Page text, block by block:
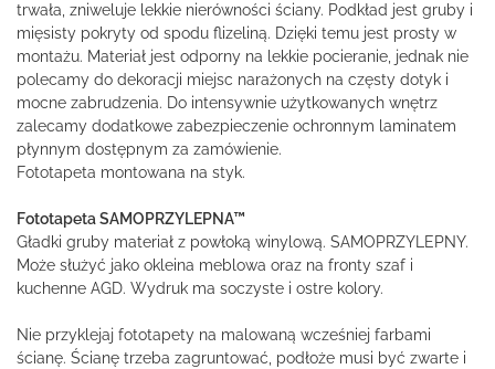
trwała, zniweluje lekkie nierówności ściany. Podkład jest gruby i
mięsisty pokryty od spodu flizeliną. Dzięki temu jest prosty w
montażu. Materiał jest odporny na lekkie pocieranie, jednak nie
polecamy do dekoracji miejsc narażonych na częsty dotyk i
mocne zabrudzenia. Do intensywnie użytkowanych wnętrz
zalecamy dodatkowe zabezpieczenie ochronnym laminatem
płynnym dostępnym za zamówienie.
Fototapeta montowana na styk.
Fototapeta SAMOPRZYLEPNA™
Gładki gruby materiał z powłoką winylową. SAMOPRZYLEPNY.
Może służyć jako okleina meblowa oraz na fronty szaf i
kuchenne AGD. Wydruk ma soczyste i ostre kolory.
Nie przyklejaj fototapety na malowaną wcześniej farbami
ścianę. Ścianę trzeba zagruntować, podłoże musi być zwarte i